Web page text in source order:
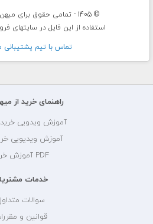
© 1405 - تمامی حقوق برای میهن طرح محفوظ است.
استفاده از این فایل در سایتهای
تماس با تيم
راهنمای خرید از
آموزش ویدویی
آموزش ویدیویی
PDF آموزش خرید
خدمات
سوالات
قوانین و